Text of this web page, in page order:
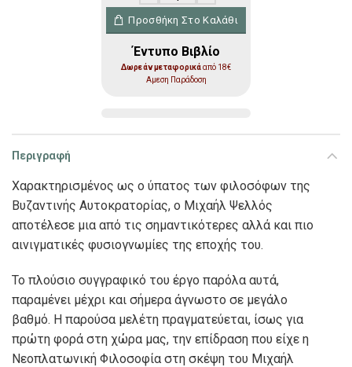
Μιχαήλ Ψελλού Μυσταγωγία ποσότητα
Προσθήκη Στο Καλάθι
Έντυπο Βιβλίο
Δωρεάν μεταφορικάαπό 18€
Αμεση Παράδοση
Περιγραφή
Χαρακτηρισμένος ως ο ύπατος των φιλοσόφων της
Βυζαντινής Αυτοκρατορίας, ο Μιχαήλ Ψελλός
αποτέλεσε μια από τις σημαντικότερες αλλά και πιο
αινιγματικές φυσιογνωμίες της εποχής του.
Το πλούσιο συγγραφικό του έργο παρόλα αυτά,
παραμένει μέχρι και σήμερα άγνωστο σε μεγάλο
βαθμό. Η παρούσα μελέτη πραγματεύεται, ίσως για
πρώτη φορά στη χώρα μας, την επίδραση που είχε η
Νεοπλατωνική Φιλοσοφία στη σκέψη του Μιχαήλ